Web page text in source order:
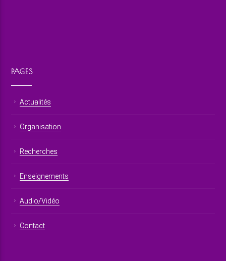
PAGES
Actualités
Organisation
Recherches
Enseignements
Audio/Vidéo
Contact